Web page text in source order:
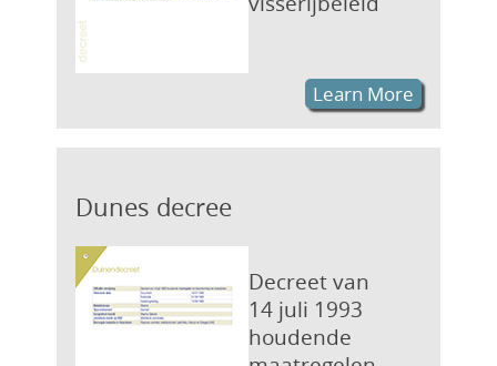
Learn More
Dunes decree
Decreet van
14 juli 1993
houdende